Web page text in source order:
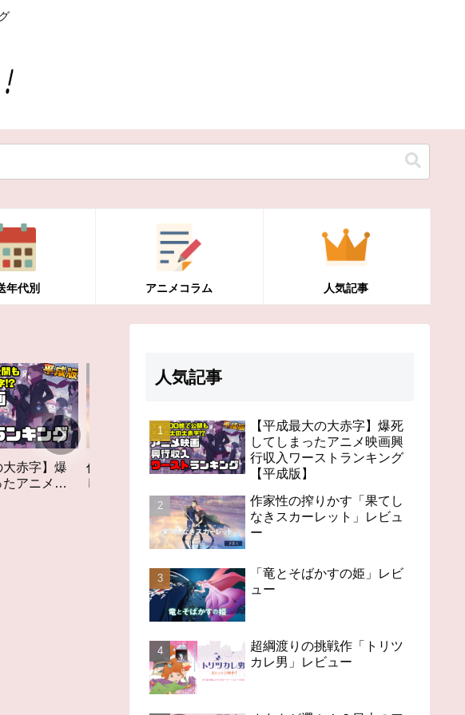
年代別 アニメコラム 人気記事
りかす「果て
ーレット」レ
98分の無感動「未来のミ
ライ」レビュー
オタクが選ぶ！？日本の
アニメの歴史を変えたス
ゴいアニメ１４
人気記事
【平成最大の大赤字】爆死
してしまったアニメ映画興
行収入ワーストランキング
【平成版】
作家性の搾りかす「果てし
なきスカーレット」レビュ
ー
「竜とそばかすの姫」レビ
ュー
超綱渡りの挑戦作「トリツ
カレ男」レビュー